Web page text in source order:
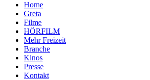
Home
Greta
Filme
HÖRFILM
Mehr Freizeit
Branche
Kinos
Presse
Kontakt